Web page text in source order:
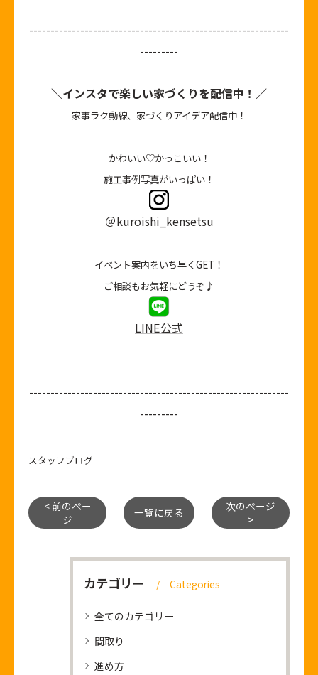
-------------------------------------------------------------
---------
＼インスタで楽しい家づくりを配信中！／
家事ラク動線、家づくりアイデア配信中！
かわいい♡かっこいい！
施工事例写真がいっぱい！
＠kuroishi_kensetsu
イベント案内をいち早くGET！
ご相談もお気軽にどうぞ♪
LINE公式
-------------------------------------------------------------
---------
スタッフブログ
< 前のペー
ジ
一覧に戻る
次のページ
>
カテゴリー Categories
全てのカテゴリー
間取り
進め方